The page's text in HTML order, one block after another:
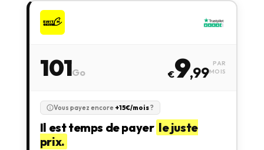
101Go €9,99
PAR
MOIS
Vous payez encore +15€/mois?
Il est temps de payer le juste
prix.